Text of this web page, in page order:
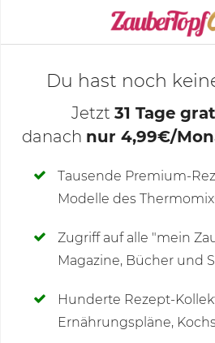
KOCHMODUS
Deine Notizen
Du hast noch
Jetzt 31 Tage
danach nur 4,99€/
Tausende Premium-
Modelle des
Zugriff auf alle "mein
Magazine, Bücher und
Hunderte Rezept-
Ernährungspläne,
Kommentare(1)